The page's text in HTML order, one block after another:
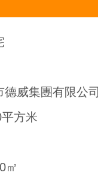
德威集團有限公司
方米
㎡